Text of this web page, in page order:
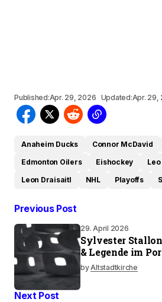
Published:Apr. 29, 2026 Updated:Apr. 29,
Anaheim Ducks Connor McDavid
Edmonton Oilers
Eishockey
Leon Draisaitl
NHL Playoffs
Previous Post
29. April 2026
Sylvester
& Legende im
byAltstadtkirche
Next Post